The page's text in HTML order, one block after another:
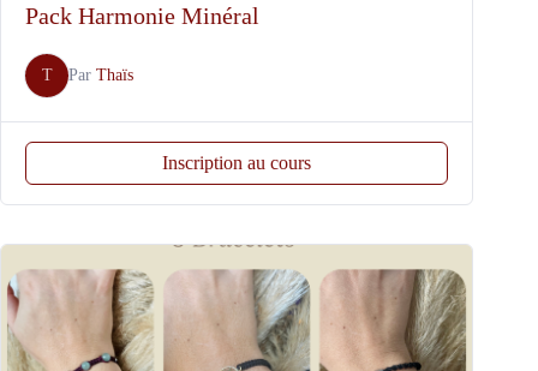
Pack Harmonie Minéral
T Par Thaïs
Inscription au cours